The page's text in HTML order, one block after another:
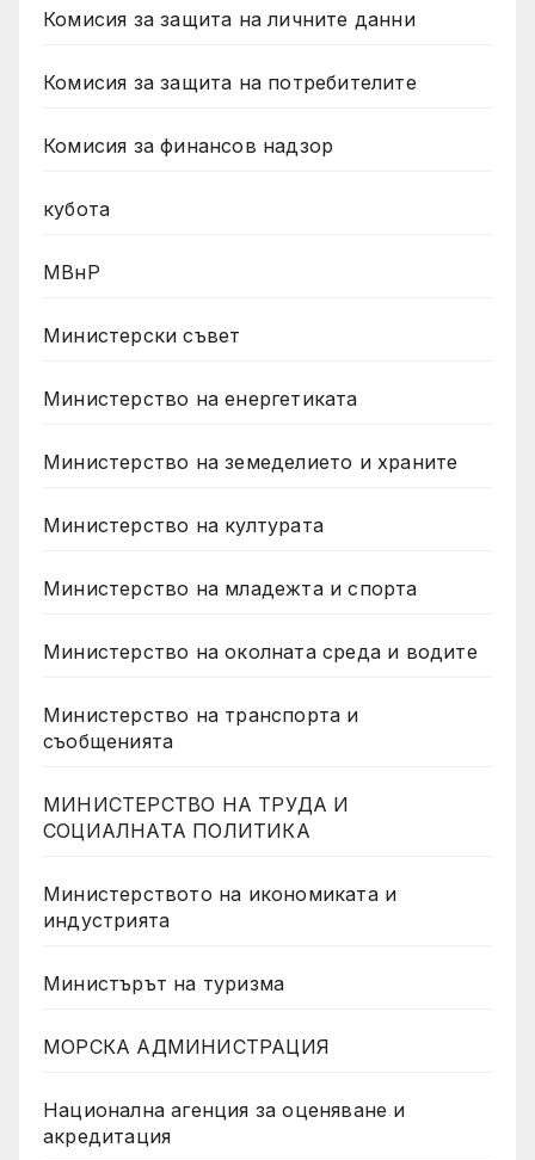
Комисия за защита на личните данни
Комисия за защита на потребителите
Комисия за финансов надзор
кубота
МВнР
Министерски съвет
Министерство на енергетиката
Министерство на земеделието и храните
Министерство на културата
Министерство на младежта и спорта
Министерство на околната среда и водите
Министерство на транспорта и
съобщенията
МИНИСТЕРСТВО НА ТРУДА И
СОЦИАЛНАТА ПОЛИТИКА
Министерството на икономиката и
индустрията
Министърът на туризма
МОРСКА АДМИНИСТРАЦИЯ
Национална агенция за оценяване и
акредитация